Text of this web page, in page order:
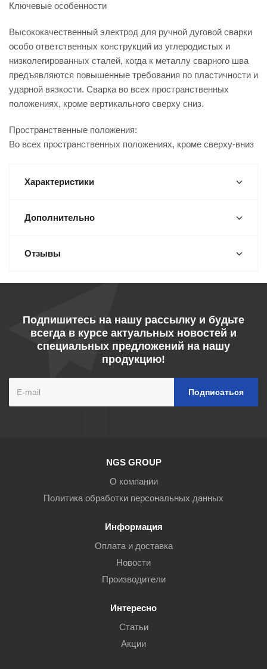
Ключевые особенности
Высококачественный электрод для ручной дуговой сварки
особо ответственных конструкций из углеродистых и
низколегированных сталей, когда к металлу сварного шва
предъявляются повышенные требования по пластичности и
ударной вязкости. Сварка во всех пространственных
положениях, кроме вертикального сверху сниз.
Пространственные положения:
Во всех пространственных положениях, кроме сверху-вниз
Характеристики
Дополнительно
Отзывы
Подпишитесь на нашу рассылку и будьте
всегда в курсе актуальных новостей и
специальных предложений на нашу
продукцию!
NGS GROUP
О компании
Политика обработки персональных данных
Информация
Оплата и доставка
Новости
Производители
Интересно
Статьи
Акции